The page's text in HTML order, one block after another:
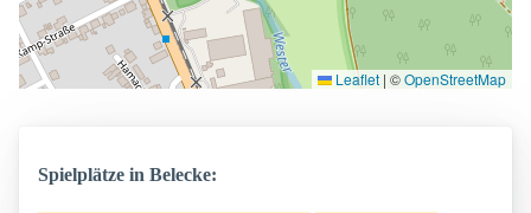
Leaflet | ©OpenStreetMap
Spielplätze in Belecke: